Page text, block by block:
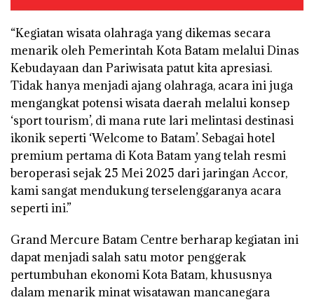
“Kegiatan wisata olahraga yang dikemas secara
menarik oleh Pemerintah Kota Batam melalui Dinas
Kebudayaan dan Pariwisata patut kita apresiasi.
Tidak hanya menjadi ajang olahraga, acara ini juga
mengangkat potensi wisata daerah melalui konsep
‘sport tourism’, di mana rute lari melintasi destinasi
ikonik seperti ‘Welcome to Batam’. Sebagai hotel
premium pertama di Kota Batam yang telah resmi
beroperasi sejak 25 Mei 2025 dari jaringan Accor,
kami sangat mendukung terselenggaranya acara
seperti ini.”
Grand Mercure Batam Centre berharap kegiatan ini
dapat menjadi salah satu motor penggerak
pertumbuhan ekonomi Kota Batam, khususnya
dalam menarik minat wisatawan mancanegara